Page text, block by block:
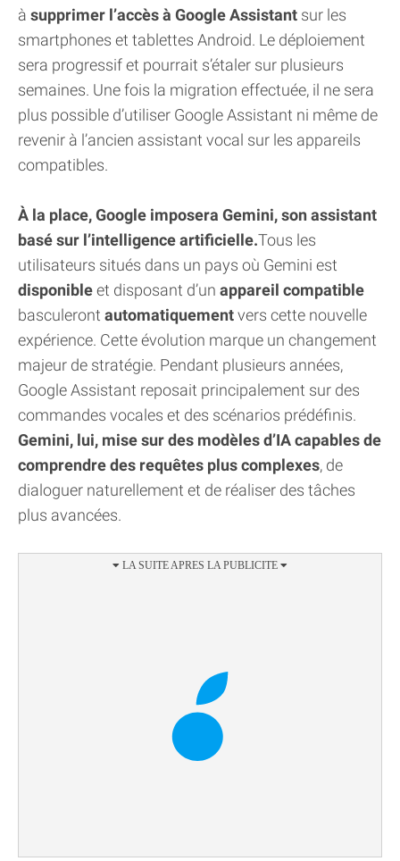
à supprimer l’accès à Google Assistant sur les
smartphones et tablettes Android. Le déploiement
sera progressif et pourrait s’étaler sur plusieurs
semaines. Une fois la migration effectuée, il ne sera
plus possible d’utiliser Google Assistant ni même de
revenir à l’ancien assistant vocal sur les appareils
compatibles.
À la place, Google imposera Gemini, son assistant
basé sur l’intelligence artificielle.Tous les
utilisateurs situés dans un pays où Gemini est
disponibleet disposant d’un appareil compatible
basculeront automatiquementvers cette nouvelle
expérience. Cette évolution marque un changement
majeur de stratégie. Pendant plusieurs années,
Google Assistant reposait principalement sur des
commandes vocales et des scénarios prédéfinis.
Gemini, lui, mise sur des modèles d’IA capables de
comprendre des requêtes plus complexes, de
dialoguer naturellement et de réaliser des tâches
plus avancées.